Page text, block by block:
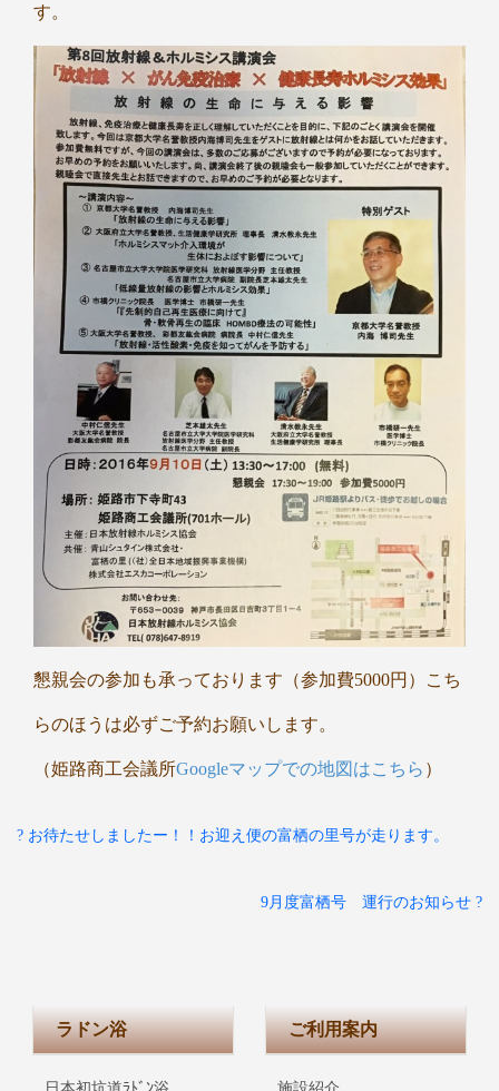
す。
懇親会の参加も承っております（参加費5000円）こち
らのほうは必ずご予約お願いします。
（姫路商工会議所Googleマップでの地図はこちら ）
? お待たせしましたー！！お迎え便の富栖の里号が走ります。
9月度富栖号 運行のお知らせ ?
ラドン浴 ご利用案内